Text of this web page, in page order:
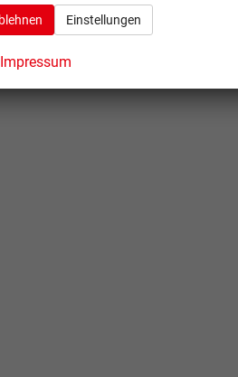
Einstellungen
Impressum